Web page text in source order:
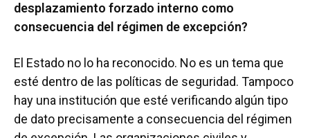
desplazamiento forzado interno como
consecuencia del régimen de excepción?
El Estado no lo ha reconocido. No es un tema que
esté dentro de las políticas de seguridad. Tampoco
hay una institución que esté verificando algún tipo
de dato precisamente a consecuencia del régimen